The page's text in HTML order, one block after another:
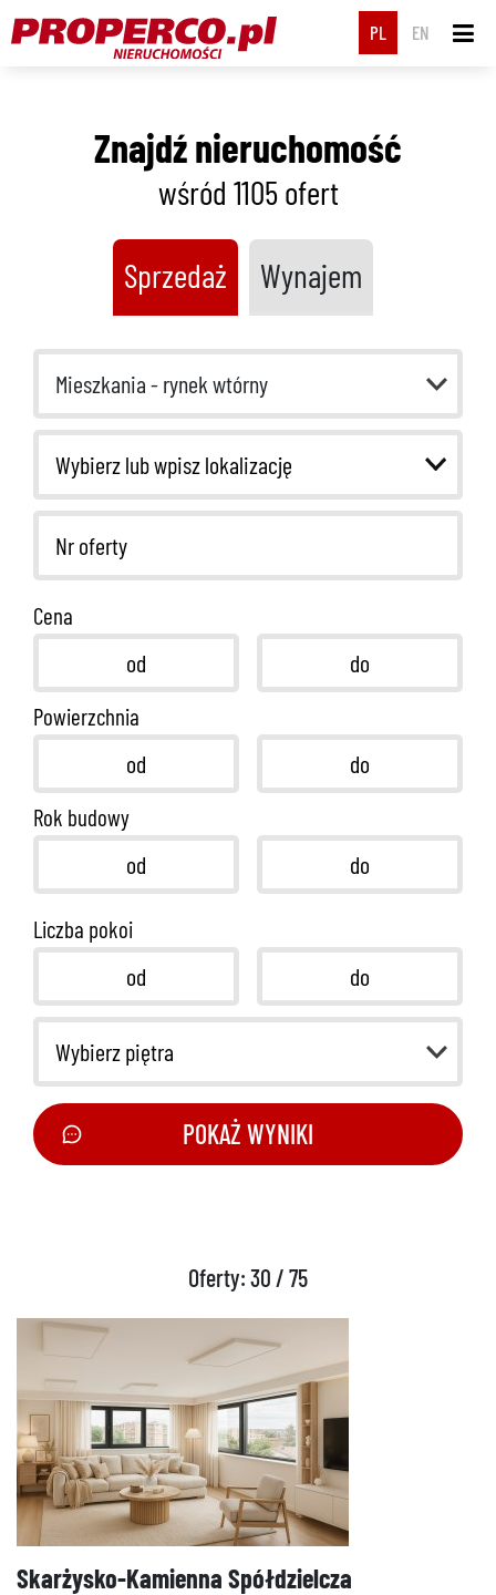
PL EN
Znajdź nieruchomość
wśród 1105ofert
Sprzedaż Wynajem
Mieszkania - rynek wtórny
Cena
Powierzchnia
Rok budowy
Liczba pokoi
Wybierz piętra
POKAŻ WYNIKI
Oferty: 30 / 75
Skarżysko-Kamienna Spółdzielcza